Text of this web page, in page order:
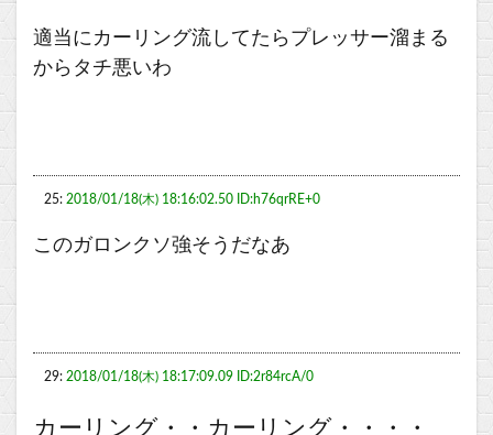
適当にカーリング流してたらプレッサー溜まる
からタチ悪いわ
25: 2018/01/18(木) 18:16:02.50 ID:h76qrRE+0
このガロンクソ強そうだなあ
29: 2018/01/18(木) 18:17:09.09 ID:2r84rcA/0
カーリング・・カーリング・・・・